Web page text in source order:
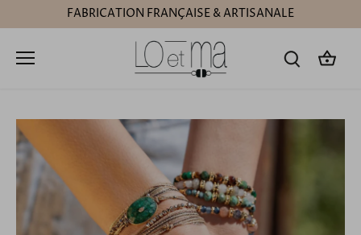
au
FABRICATION FRANÇAISE & ARTISANALE